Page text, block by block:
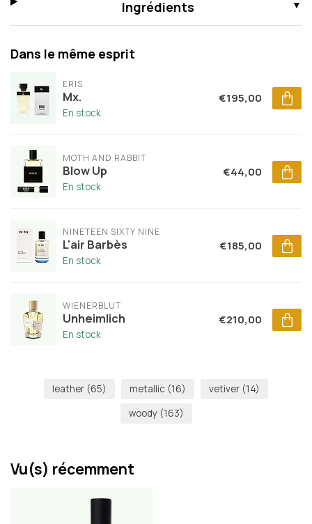
Ingrédients
Dans le même esprit
ERIS
Mx.
En stock
€195,00
MOTH AND RABBIT
Blow Up
En stock
€44,00
NINETEEN SIXTY NINE
L'air Barbès
En stock
€185,00
WIENERBLUT
Unheimlich
En stock
€210,00
leather (65) metallic (16) vetiver (14)
woody (163)
Vu(s) récemment